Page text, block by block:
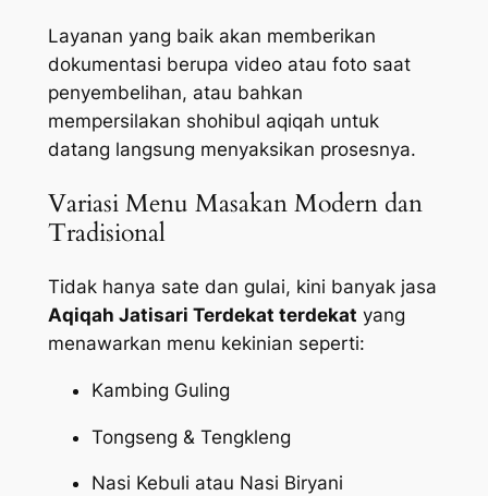
Layanan yang baik akan memberikan
dokumentasi berupa video atau foto saat
penyembelihan, atau bahkan
mempersilakan shohibul aqiqah untuk
datang langsung menyaksikan prosesnya.
Variasi Menu Masakan Modern dan
Tradisional
Tidak hanya sate dan gulai, kini banyak jasa
Aqiqah Jatisari Terdekat terdekat yang
menawarkan menu kekinian seperti:
Kambing Guling
Tongseng & Tengkleng
Nasi Kebuli atau Nasi Biryani